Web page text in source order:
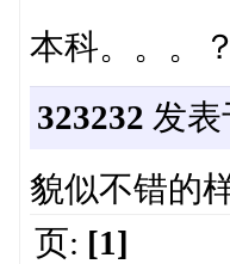
本科。。。？
323232 发表
貌似不错的
页: [1]